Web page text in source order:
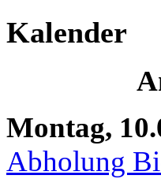
Kalender
Montag,
Abholung